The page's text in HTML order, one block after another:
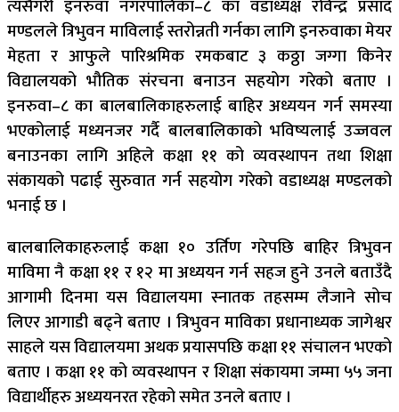
त्यसैगरी इनरुवा नगरपालिका–८ का वडाध्यक्ष रविन्द्र प्रसाद
मण्डलले त्रिभुवन माविलाई स्तरोन्नती गर्नका लागि इनरुवाका मेयर
मेहता र आफुले पारिश्रमिक रमकबाट ३ कठ्ठा जग्गा किनेर
विद्यालयको भौतिक संरचना बनाउन सहयोग गरेको बताए ।
इनरुवा–८ का बालबालिकाहरुलाई बाहिर अध्ययन गर्न समस्या
भएकोलाई मध्यनजर गर्दै बालबालिकाको भविष्यलाई उज्जवल
बनाउनका लागि अहिले कक्षा ११ को व्यवस्थापन तथा शिक्षा
संकायको पढाई सुरुवात गर्न सहयोग गरेको वडाध्यक्ष मण्डलको
भनाई छ ।
बालबालिकाहरुलाई कक्षा १० उर्तिण गरेपछि बाहिर त्रिभुवन
माविमा नै कक्षा ११ र १२ मा अध्ययन गर्न सहज हुने उनले बताउँदै
आगामी दिनमा यस विद्यालयमा स्नातक तहसम्म लैजाने सोच
लिएर आगाडी बढ्ने बताए । त्रिभुवन माविका प्रधानाध्यक जागेश्वर
साहले यस विद्यालयमा अथक प्रयासपछि कक्षा ११ संचालन भएको
बताए । कक्षा ११ को व्यवस्थापन र शिक्षा संकायमा जम्मा ५५ जना
विद्यार्थीहरु अध्ययनरत रहेको समेत उनले बताए ।